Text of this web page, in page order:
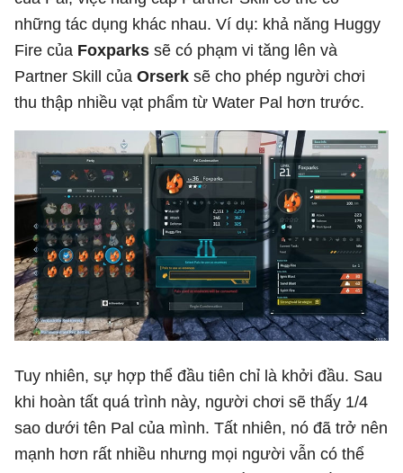
những tác dụng khác nhau. Ví dụ: khả năng Huggy
Fire của Foxparks sẽ có phạm vi tăng lên và
Partner Skill của Orserk sẽ cho phép người chơi
thu thập nhiều vạt phẩm từ Water Pal hơn trước.
Tuy nhiên, sự hợp thể đầu tiên chỉ là khởi đầu. Sau
khi hoàn tất quá trình này, người chơi sẽ thấy 1/4
sao dưới tên Pal của mình. Tất nhiên, nó đã trở nên
mạnh hơn rất nhiều nhưng mọi người vẫn có thể